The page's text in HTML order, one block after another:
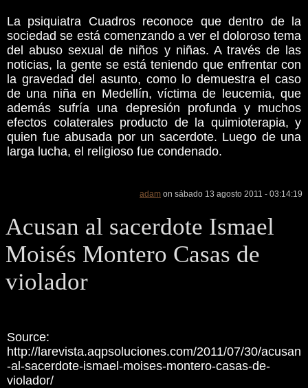
La psiquiatra Cuadros reconoce que dentro de la
sociedad se está comenzando a ver el doloroso tema
del abuso sexual de niños y niñas. A través de las
noticias, la gente se está teniendo que enfrentar con
la gravedad del asunto, como lo demuestra el caso
de una niña en Medellín, víctima de leucemia, que
además sufría una depresión profunda y muchos
efectos colaterales producto de la quimioterapia, y
quien fue abusada por un sacerdote. Luego de una
larga lucha, el religioso fue condenado.
adam on sábado 13 agosto 2011 - 03:14:19
Acusan al sacerdote Ismael
Moisés Montero Casas de
violador
Source:
http://larevista.aqpsoluciones.com/2011/07/30/acusan
-al-sacerdote-ismael-moises-montero-casas-de-
violador/